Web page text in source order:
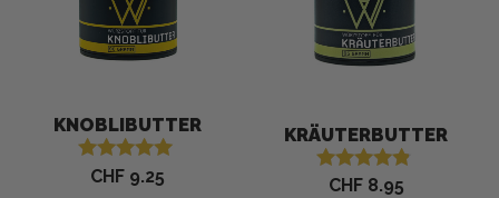
KNOBLIBUTTER
Bewertet mit
CHF 9.25
KRÄUTERBUTTER
Bewertet mit
CHF8.95